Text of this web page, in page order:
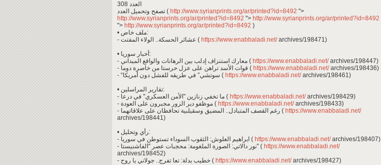
العدد 308
تصفح وتحميل العدد ( http://www.syrianprints.org/ar/printed?id=8492 ">
http://www.syrianprints.org/ar/printed?id=8492 "> http://www.syrianprints.org/ar/printed?id=8492
"> http://www.syrianprints.org/ar/printed?id=8492 )
• ملف خاص:
- عشائر الحسكة.. الولاء المفتت ( https://www.enabbaladi.net/archives/198471)
• أخبار سوريا:
- معارك استنزاف إدلب بين الرهانات والواقع الميداني ( https://www.enabbaladi.net/archives/198447)
- قوات الأسد تراهن على عزل حرستا من خاصرة دوما ( https://www.enabbaladi.net/archives/198436)
- “سوتشي” في طريقه للفشل دون أمريكا ( https://www.enabbaladi.net/archives/198461)
• تقارير المراسلين:
- ما تخفي زنازين "الأمن العسكري" في درعا ( https://www.enabbaladi.net/archives/198429)
- موظفو دير الزور مجبرون على العودة ( https://www.enabbaladi.net/archives/198433)
- رغم القصف المتبادل.. المضيق وسقيلبية تحافظان على علاقاتهما ( https://www.enabbaladi.net/
archives/198441)
• رأي وتحليل:
- ابراهيم العلوش: الثقوب السوداء تستوطن في سوريا ( https://www.enabbaladi.net/archives/198407)
- نور دالاتي: الصورة الملغومة: محجبات عصر "الفاشنيستا" ( https://www.enabbaladi.net/
archives/198452)
- خطيب بدلة: تعا تفرج.. جولاني يا روح ( https://www.enabbaladi.net/archives/198427)